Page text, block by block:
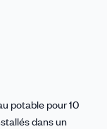
potable pour 10
dans un